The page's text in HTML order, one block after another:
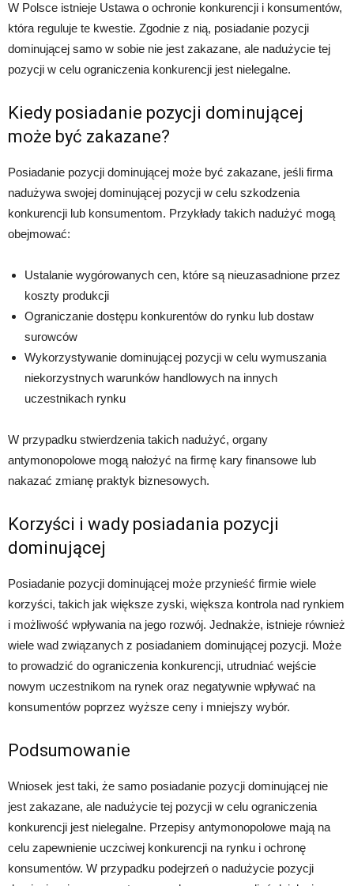
W Polsce istnieje Ustawa o ochronie konkurencji i konsumentów,
która reguluje te kwestie. Zgodnie z nią, posiadanie pozycji
dominującej samo w sobie nie jest zakazane, ale nadużycie tej
pozycji w celu ograniczenia konkurencji jest nielegalne.
Kiedy posiadanie pozycji dominującej
może być zakazane?
Posiadanie pozycji dominującej może być zakazane, jeśli firma
nadużywa swojej dominującej pozycji w celu szkodzenia
konkurencji lub konsumentom. Przykłady takich nadużyć mogą
obejmować:
Ustalanie wygórowanych cen, które są nieuzasadnione przez
koszty produkcji
Ograniczanie dostępu konkurentów do rynku lub dostaw
surowców
Wykorzystywanie dominującej pozycji w celu wymuszania
niekorzystnych warunków handlowych na innych
uczestnikach rynku
W przypadku stwierdzenia takich nadużyć, organy
antymonopolowe mogą nałożyć na firmę kary finansowe lub
nakazać zmianę praktyk biznesowych.
Korzyści i wady posiadania pozycji
dominującej
Posiadanie pozycji dominującej może przynieść firmie wiele
korzyści, takich jak większe zyski, większa kontrola nad rynkiem
i możliwość wpływania na jego rozwój. Jednakże, istnieje również
wiele wad związanych z posiadaniem dominującej pozycji. Może
to prowadzić do ograniczenia konkurencji, utrudniać wejście
nowym uczestnikom na rynek oraz negatywnie wpływać na
konsumentów poprzez wyższe ceny i mniejszy wybór.
Podsumowanie
Wniosek jest taki, że samo posiadanie pozycji dominującej nie
jest zakazane, ale nadużycie tej pozycji w celu ograniczenia
konkurencji jest nielegalne. Przepisy antymonopolowe mają na
celu zapewnienie uczciwej konkurencji na rynku i ochronę
konsumentów. W przypadku podejrzeń o nadużycie pozycji